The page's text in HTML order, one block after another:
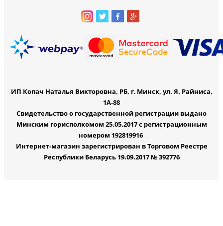
ИП Копач Наталья Викторовна, РБ, г. Минск, ул. Я. Райниса,
1А-88
Свидетельство о государственной регистрации выдано
Минским горисполкомом 25.05.2017 с регистрационным
номером 192819916
Интернет-магазин зарегистрирован в Торговом Реестре
Республики Беларусь 19.09.2017 № 392776